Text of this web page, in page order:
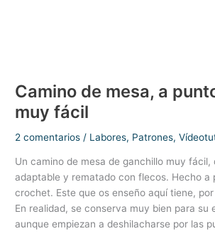
Camino de mesa, a
muy fácil
2 comentarios / Labores, Patrones,
Un camino de mesa de ganchillo muy fácil,
adaptable y rematado con flecos. Hecho a
crochet. Este que os enseño aquí tiene,
En realidad, se conserva muy bien para su
aunque empiezan a deshilacharse por las